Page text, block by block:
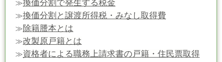
≫換価分割で発生する税金
≫換価分割と譲渡所得税・みなし取得費
≫除籍謄本とは
≫改製原戸籍とは
≫資格者による職務上請求書の戸籍・住民票取得